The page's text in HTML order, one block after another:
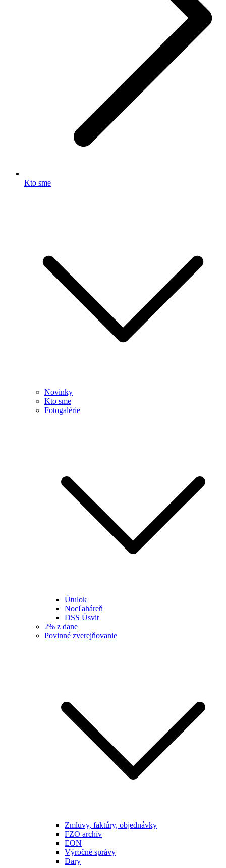
Kto sme
Novinky
Kto sme
Fotogalérie
Útulok
Nocľaháreň
DSS Úsvit
2% z dane
Povinné zverejňovanie
Zmluvy, faktúry, objednávky
FZO archív
EON
Výročné správy
Dary